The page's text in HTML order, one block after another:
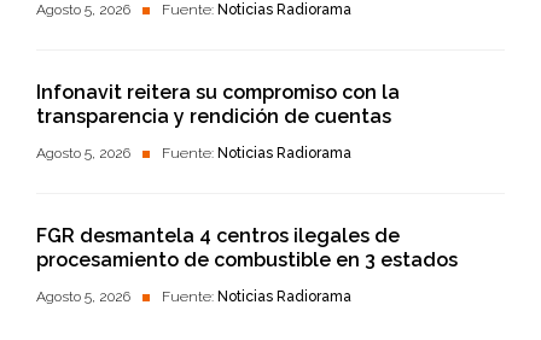
Agosto 5, 2026 Fuente: Noticias Radiorama
Infonavit reitera su compromiso con la
transparencia y rendición de cuentas
Agosto 5, 2026 Fuente: Noticias Radiorama
FGR desmantela 4 centros ilegales de
procesamiento de combustible en 3 estados
Agosto 5, 2026 Fuente: Noticias Radiorama